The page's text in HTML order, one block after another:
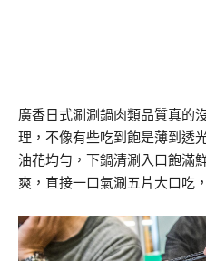
廣香日式涮涮鍋肉類品質真的
理，不像有些吃到飽是薄到透
油花均勻，下鍋清涮入口飽滿
爽，直接一口氣涮五片大口吃